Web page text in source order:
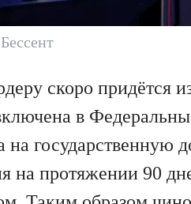
скоро придётся
в
государственную
на протяжении 90